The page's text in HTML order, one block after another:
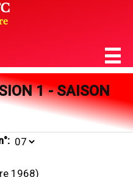
1 - SAISON
1968)